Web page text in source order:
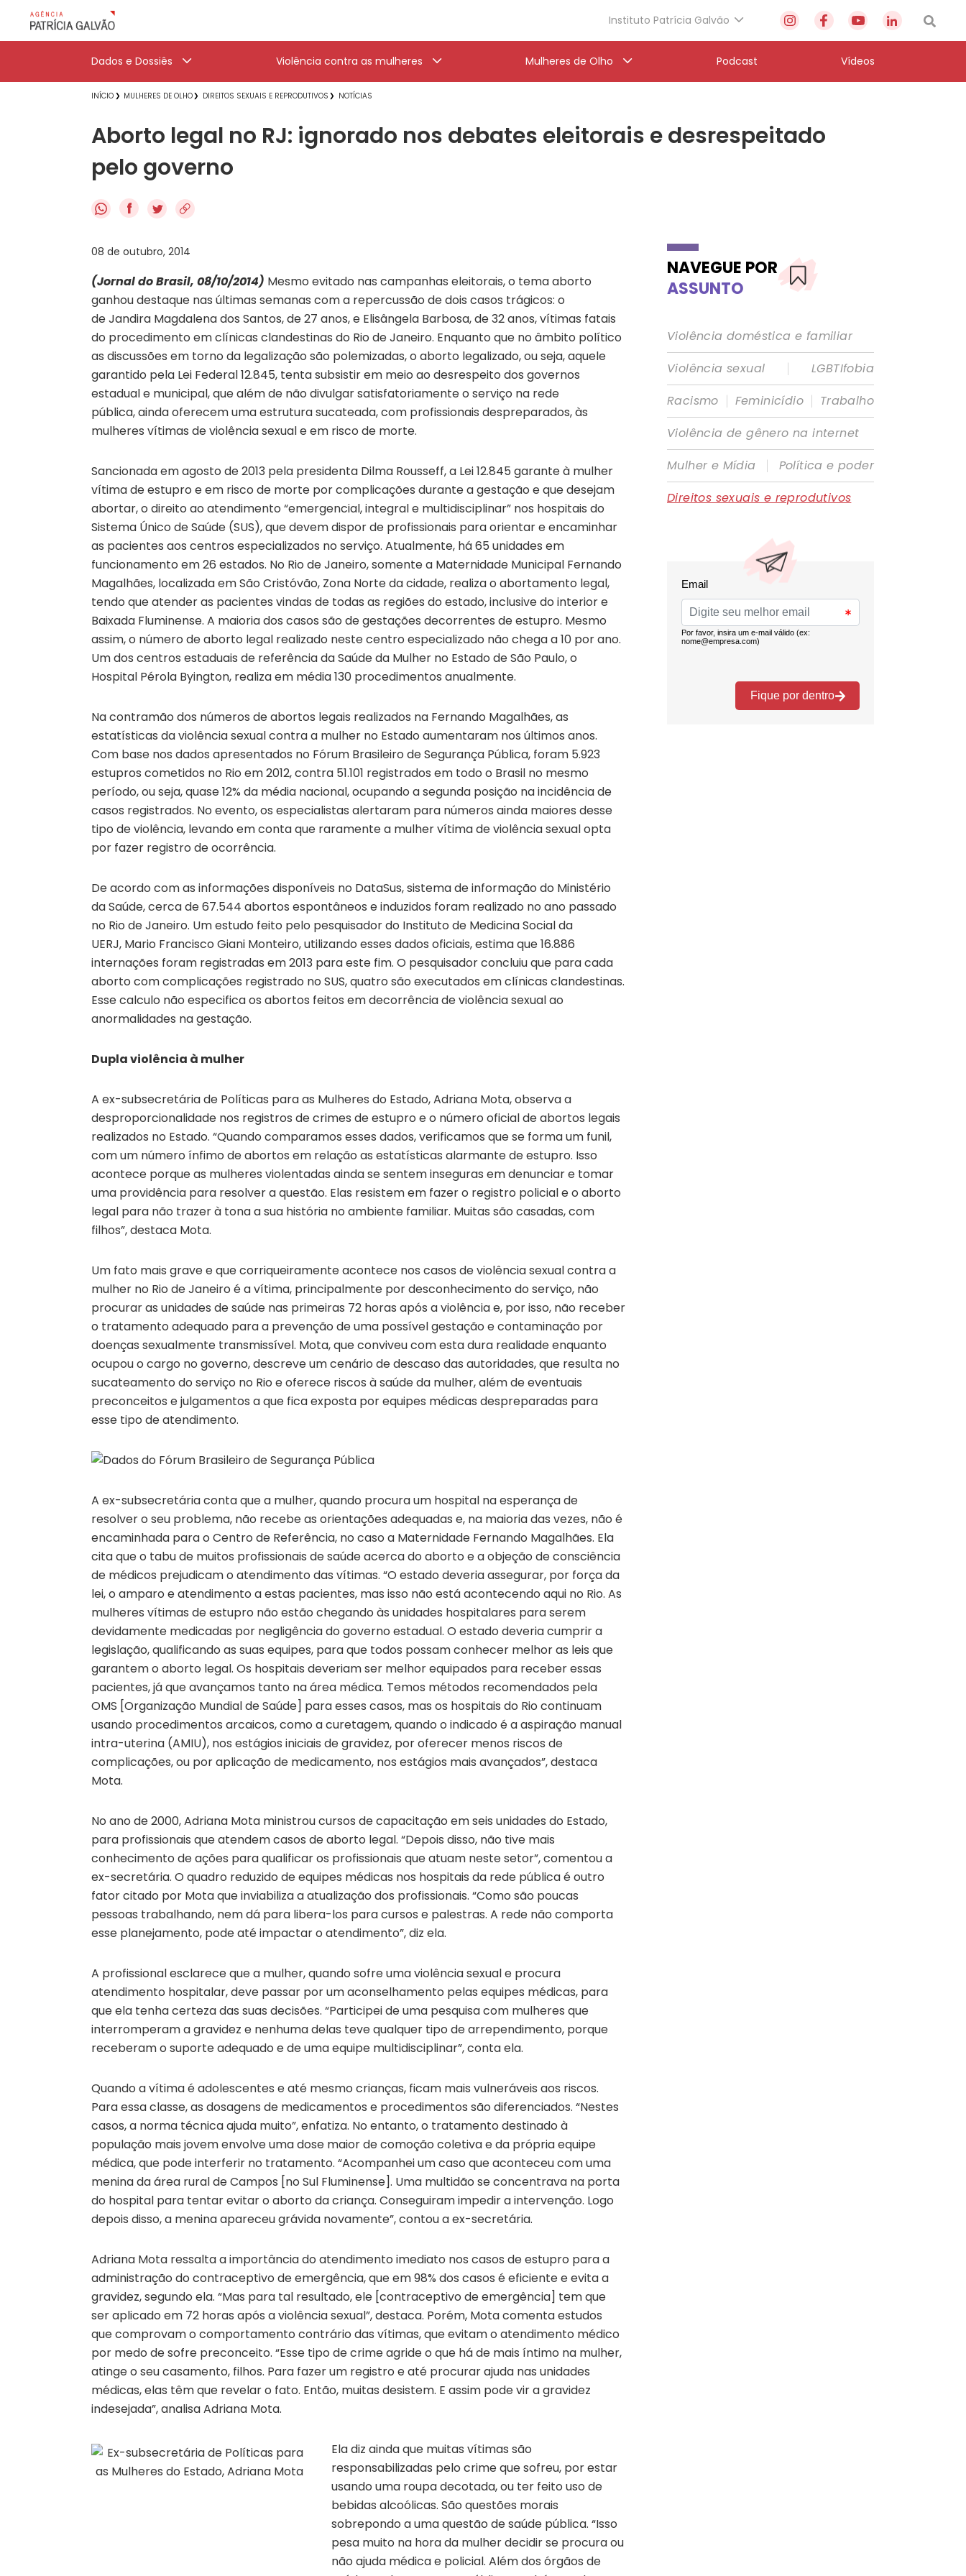
Instituto Patrícia Galvão
Dados e Dossiês Violência contra as mulheres Mulheres de Olho Podcast Vídeos
INÍCIO MULHERES DE OLHO DIREITOS SEXUAIS E REPRODUTIVOS NOTÍCIAS
Aborto legal no RJ: ignorado nos debates eleitorais e desrespeitado
pelo governo
f
08 de outubro, 2014
(Jornal do Brasil, 08/10/2014) Mesmo evitado nas campanhas eleitorais, o tema aborto
ganhou destaque nas últimas semanas com a repercussão de dois casos trágicos: o
de Jandira Magdalena dos Santos, de 27 anos, e Elisângela Barbosa, de 32 anos, vítimas fatais
do procedimento em clínicas clandestinas do Rio de Janeiro. Enquanto que no âmbito político
as discussões em torno da legalização são polemizadas, o aborto legalizado, ou seja, aquele
garantido pela Lei Federal 12.845, tenta subsistir em meio ao desrespeito dos governos
estadual e municipal, que além de não divulgar satisfatoriamente o serviço na rede
pública, ainda oferecem uma estrutura sucateada, com profissionais despreparados, às
mulheres vítimas de violência sexual e em risco de morte.
Sancionada em agosto de 2013 pela presidenta Dilma Rousseff, a Lei 12.845 garante à mulher
vítima de estupro e em risco de morte por complicações durante a gestação e que desejam
abortar, o direito ao atendimento “emergencial, integral e multidisciplinar” nos hospitais do
Sistema Único de Saúde (SUS), que devem dispor de profissionais para orientar e encaminhar
as pacientes aos centros especializados no serviço. Atualmente, há 65 unidades em
funcionamento em 26 estados. No Rio de Janeiro, somente a Maternidade Municipal Fernando
Magalhães, localizada em São Cristóvão, Zona Norte da cidade, realiza o abortamento legal,
tendo que atender as pacientes vindas de todas as regiões do estado, inclusive do interior e
Baixada Fluminense. A maioria dos casos são de gestações decorrentes de estupro. Mesmo
assim, o número de aborto legal realizado neste centro especializado não chega a 10 por ano.
Um dos centros estaduais de referência da Saúde da Mulher no Estado de São Paulo, o
Hospital Pérola Byington, realiza em média 130 procedimentos anualmente.
Na contramão dos números de abortos legais realizados na Fernando Magalhães, as
estatísticas da violência sexual contra a mulher no Estado aumentaram nos últimos anos.
Com base nos dados apresentados no Fórum Brasileiro de Segurança Pública, foram 5.923
estupros cometidos no Rio em 2012, contra 51.101 registrados em todo o Brasil no mesmo
período, ou seja, quase 12% da média nacional, ocupando a segunda posição na incidência de
casos registrados. No evento, os especialistas alertaram para números ainda maiores desse
tipo de violência, levando em conta que raramente a mulher vítima de violência sexual opta
por fazer registro de ocorrência.
De acordo com as informações disponíveis no DataSus, sistema de informação do Ministério
da Saúde, cerca de 67.544 abortos espontâneos e induzidos foram realizado no ano passado
no Rio de Janeiro. Um estudo feito pelo pesquisador do Instituto de Medicina Social da
UERJ, Mario Francisco Giani Monteiro, utilizando esses dados oficiais, estima que 16.886
internações foram registradas em 2013 para este fim. O pesquisador concluiu que para cada
aborto com complicações registrado no SUS, quatro são executados em clínicas clandestinas.
Esse calculo não especifica os abortos feitos em decorrência de violência sexual ao
anormalidades na gestação.
Dupla violência à mulher
A ex-subsecretária de Políticas para as Mulheres do Estado, Adriana Mota, observa a
desproporcionalidade nos registros de crimes de estupro e o número oficial de abortos legais
realizados no Estado. “Quando comparamos esses dados, verificamos que se forma um funil,
com um número ínfimo de abortos em relação as estatísticas alarmante de estupro. Isso
acontece porque as mulheres violentadas ainda se sentem inseguras em denunciar e tomar
uma providência para resolver a questão. Elas resistem em fazer o registro policial e o aborto
legal para não trazer à tona a sua história no ambiente familiar. Muitas são casadas, com
filhos”, destaca Mota.
Um fato mais grave e que corriqueiramente acontece nos casos de violência sexual contra a
mulher no Rio de Janeiro é a vítima, principalmente por desconhecimento do serviço, não
procurar as unidades de saúde nas primeiras 72 horas após a violência e, por isso, não receber
o tratamento adequado para a prevenção de uma possível gestação e contaminação por
doenças sexualmente transmissível. Mota, que conviveu com esta dura realidade enquanto
ocupou o cargo no governo, descreve um cenário de descaso das autoridades, que resulta no
sucateamento do serviço no Rio e oferece riscos à saúde da mulher, além de eventuais
preconceitos e julgamentos a que fica exposta por equipes médicas despreparadas para
esse tipo de atendimento.
A ex-subsecretária conta que a mulher, quando procura um hospital na esperança de
resolver o seu problema, não recebe as orientações adequadas e, na maioria das vezes, não é
encaminhada para o Centro de Referência, no caso a Maternidade Fernando Magalhães. Ela
cita que o tabu de muitos profissionais de saúde acerca do aborto e a objeção de consciência
de médicos prejudicam o atendimento das vítimas. “O estado deveria assegurar, por força da
lei, o amparo e atendimento a estas pacientes, mas isso não está acontecendo aqui no Rio. As
mulheres vítimas de estupro não estão chegando às unidades hospitalares para serem
devidamente medicadas por negligência do governo estadual. O estado deveria cumprir a
legislação, qualificando as suas equipes, para que todos possam conhecer melhor as leis que
garantem o aborto legal. Os hospitais deveriam ser melhor equipados para receber essas
pacientes, já que avançamos tanto na área médica. Temos métodos recomendados pela
OMS [Organização Mundial de Saúde] para esses casos, mas os hospitais do Rio continuam
usando procedimentos arcaicos, como a curetagem, quando o indicado é a aspiração manual
intra-uterina (AMIU), nos estágios iniciais de gravidez, por oferecer menos riscos de
complicações, ou por aplicação de medicamento, nos estágios mais avançados”, destaca
Mota.
No ano de 2000, Adriana Mota ministrou cursos de capacitação em seis unidades do Estado,
para profissionais que atendem casos de aborto legal. “Depois disso, não tive mais
conhecimento de ações para qualificar os profissionais que atuam neste setor”, comentou a
ex-secretária. O quadro reduzido de equipes médicas nos hospitais da rede pública é outro
fator citado por Mota que inviabiliza a atualização dos profissionais. “Como são poucas
pessoas trabalhando, nem dá para libera-los para cursos e palestras. A rede não comporta
esse planejamento, pode até impactar o atendimento”, diz ela.
A profissional esclarece que a mulher, quando sofre uma violência sexual e procura
atendimento hospitalar, deve passar por um aconselhamento pelas equipes médicas, para
que ela tenha certeza das suas decisões. “Participei de uma pesquisa com mulheres que
interromperam a gravidez e nenhuma delas teve qualquer tipo de arrependimento, porque
receberam o suporte adequado e de uma equipe multidisciplinar”, conta ela.
Quando a vítima é adolescentes e até mesmo crianças, ficam mais vulneráveis aos riscos.
Para essa classe, as dosagens de medicamentos e procedimentos são diferenciados. “Nestes
casos, a norma técnica ajuda muito”, enfatiza. No entanto, o tratamento destinado à
população mais jovem envolve uma dose maior de comoção coletiva e da própria equipe
médica, que pode interferir no tratamento. “Acompanhei um caso que aconteceu com uma
menina da área rural de Campos [no Sul Fluminense]. Uma multidão se concentrava na porta
do hospital para tentar evitar o aborto da criança. Conseguiram impedir a intervenção. Logo
depois disso, a menina apareceu grávida novamente”, contou a ex-secretária.
Adriana Mota ressalta a importância do atendimento imediato nos casos de estupro para a
administração do contraceptivo de emergência, que em 98% dos casos é eficiente e evita a
gravidez, segundo ela. “Mas para tal resultado, ele [contraceptivo de emergência] tem que
ser aplicado em 72 horas após a violência sexual”, destaca. Porém, Mota comenta estudos
que comprovam o comportamento contrário das vítimas, que evitam o atendimento médico
por medo de sofre preconceito. “Esse tipo de crime agride o que há de mais íntimo na mulher,
atinge o seu casamento, filhos. Para fazer um registro e até procurar ajuda nas unidades
médicas, elas têm que revelar o fato. Então, muitas desistem. E assim pode vir a gravidez
indesejada”, analisa Adriana Mota.
Ela diz ainda que muitas vítimas são
responsabilizadas pelo crime que sofreu, por estar
usando uma roupa decotada, ou ter feito uso de
bebidas alcoólicas. São questões morais
sobrepondo a uma questão de saúde pública. “Isso
pesa muito na hora da mulher decidir se procura ou
não ajuda médica e policial. Além dos órgãos de
NAVEGUE POR
ASSUNTO
Violência doméstica e familiar
Violência sexual
|
LGBTIfobia
Racismo | Feminicídio | Trabalho
Violência de gênero na internet
Mulher e Mídia
|
Política e poder
Direitos sexuais e reprodutivos